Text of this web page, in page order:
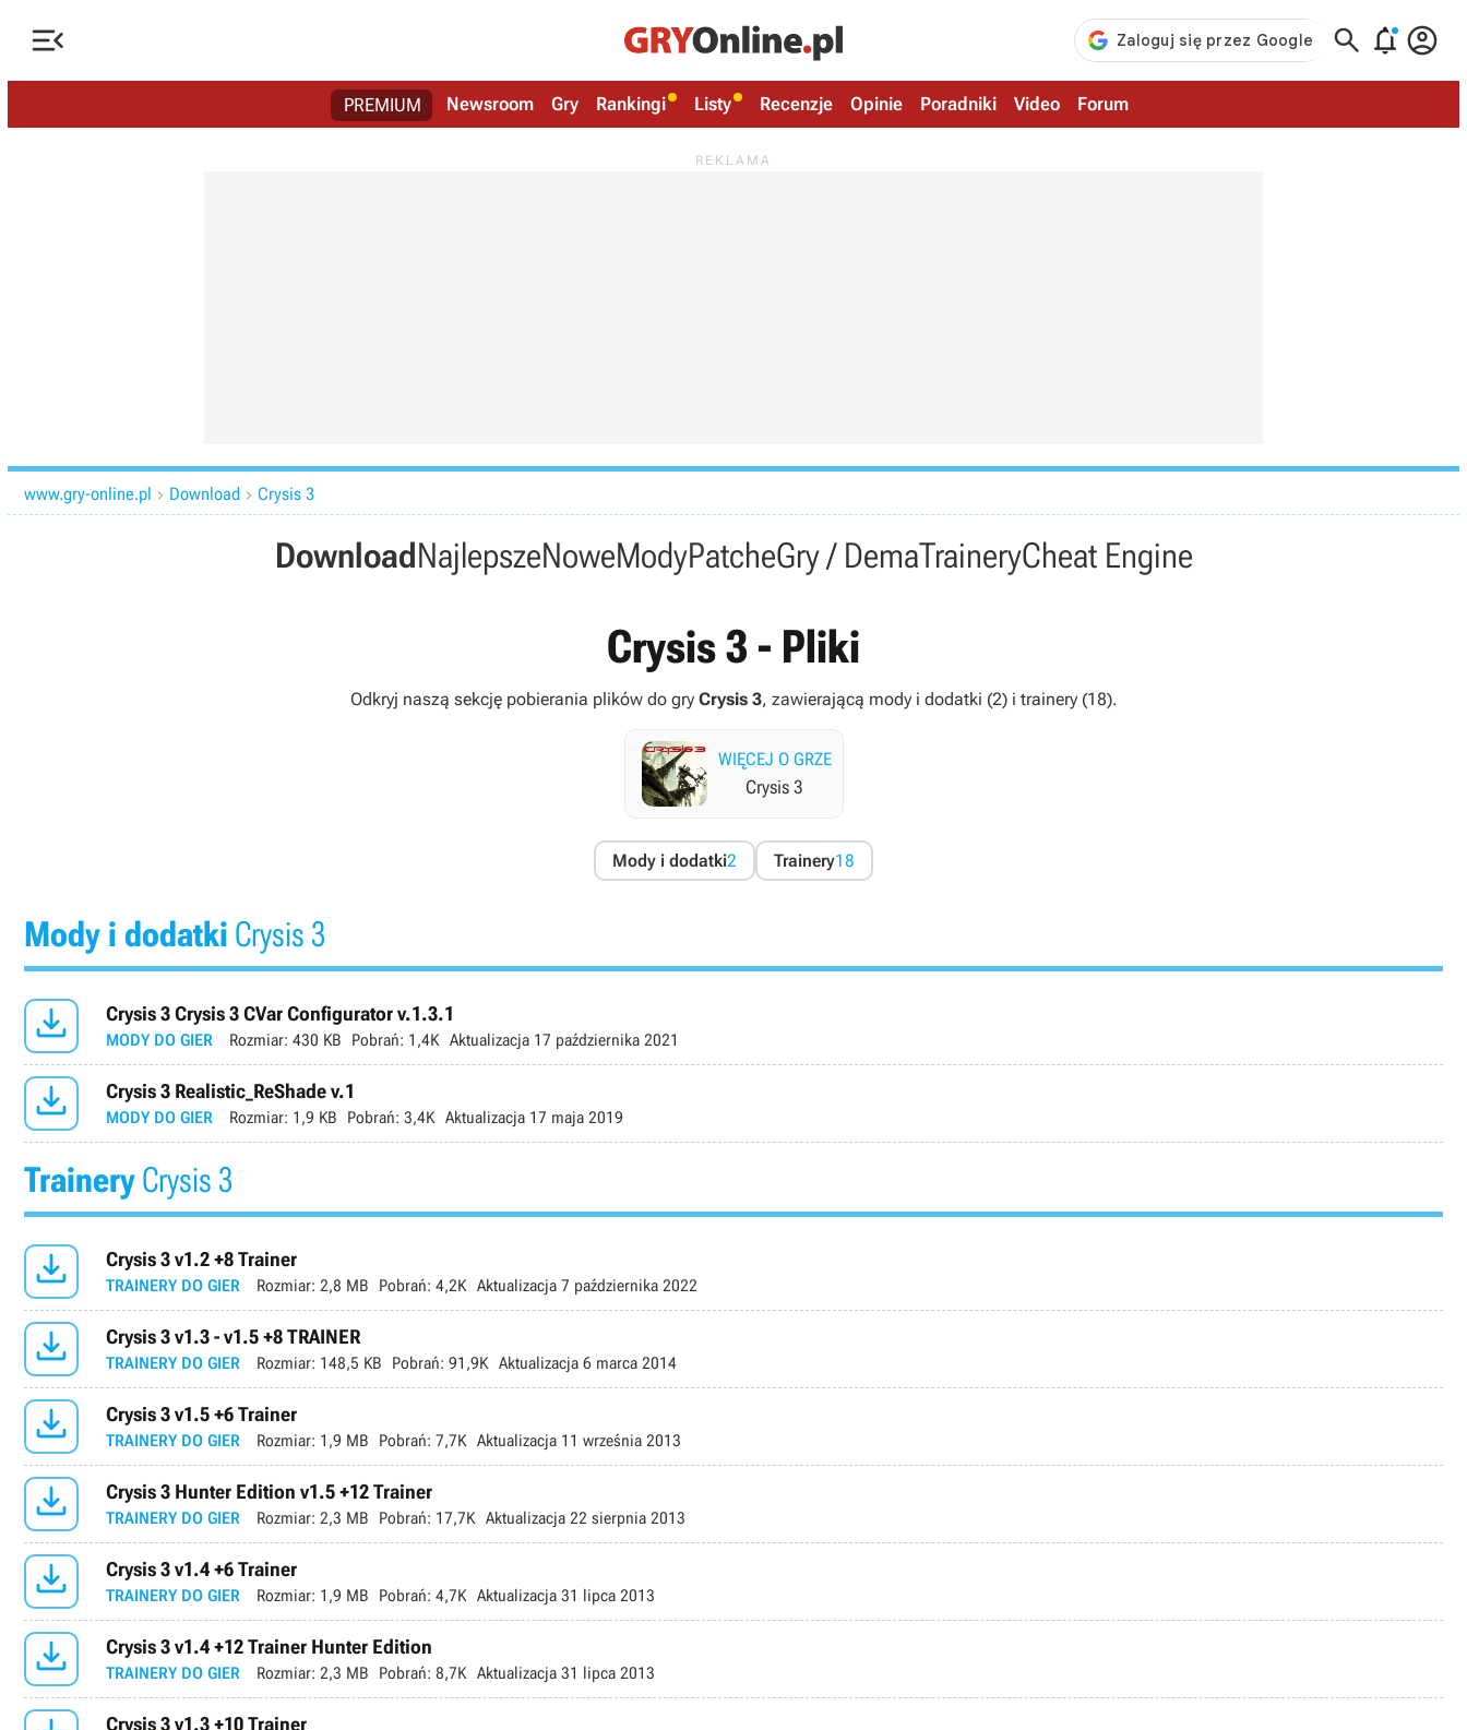
   
PREMIUM Newsroom Gry Rankingi Listy Recenzje Opinie Poradniki Video Forum
www.gry-online.pl  Download  Crysis 3
DownloadNajlepszeNoweModyPatcheGry / DemaTraineryCheat Engine
Crysis 3 - Pliki
Odkryj naszą sekcję pobierania plików do gry Crysis 3, zawierającą mody i dodatki (2) i trainery (18).
WIĘCEJ O GRZE
Crysis 3
Mody i dodatki2 Trainery18
Mody i dodatki Crysis 3
 Crysis 3 Crysis 3 CVar Configurator v.1.3.1
MODY DO GIER Rozmiar: 430 KB Pobrań: 1,4K Aktualizacja 17 października 2021
 Crysis 3 Realistic_ReShade v.1
MODY DO GIER Rozmiar: 1,9 KB Pobrań: 3,4K Aktualizacja 17 maja 2019
TraineryCrysis 3
 Crysis 3 v1.2 +8 Trainer
TRAINERY DO GIER Rozmiar: 2,8 MB Pobrań: 4,2K Aktualizacja 7 października 2022
 Crysis 3 v1.3 - v1.5 +8 TRAINER
TRAINERY DO GIER Rozmiar: 148,5 KB Pobrań: 91,9K Aktualizacja 6 marca 2014
 Crysis 3 v1.5 +6 Trainer
TRAINERY DO GIER Rozmiar: 1,9 MB Pobrań: 7,7K Aktualizacja 11 września 2013
 Crysis 3 Hunter Edition v1.5 +12 Trainer
TRAINERY DO GIER Rozmiar: 2,3 MB Pobrań: 17,7K Aktualizacja 22 sierpnia 2013
 Crysis 3 v1.4 +6 Trainer
TRAINERY DO GIER Rozmiar: 1,9 MB Pobrań: 4,7K Aktualizacja 31 lipca 2013
 Crysis 3 v1.4 +12 Trainer Hunter Edition
TRAINERY DO GIER Rozmiar: 2,3 MB Pobrań: 8,7K Aktualizacja 31 lipca 2013
Crysis 3 v1.3 +10 Trainer